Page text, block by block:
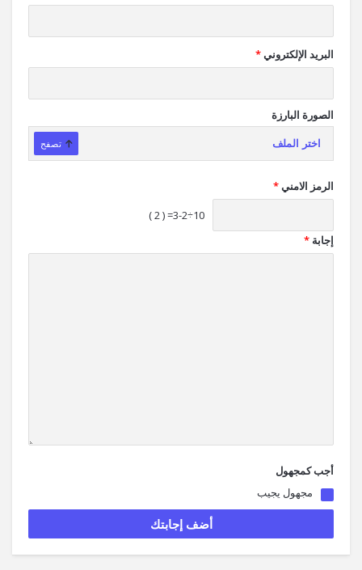
البريد الإلكتروني*
الصورة البارزة
اختر الملف تصفح
الرمز الامني*
10÷3-2= ( 2 )
إجابة *
أجب كمجهول
مجهول يجيب